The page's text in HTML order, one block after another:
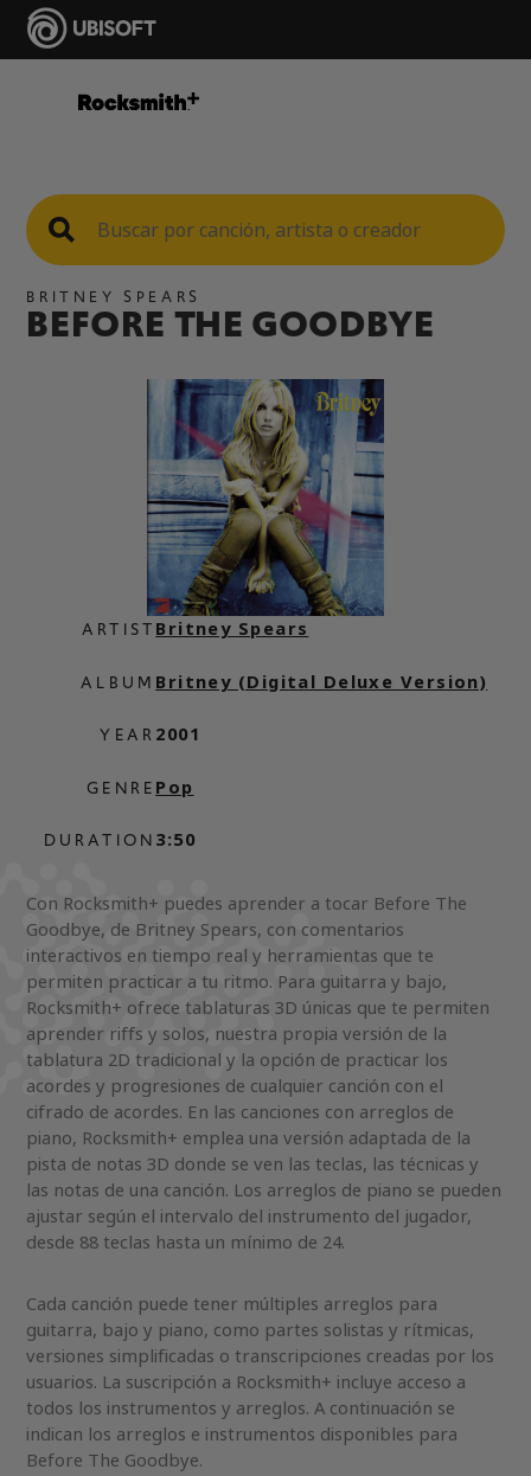
BRITNEY SPEARS
BEFORE THE GOODBYE
ARTIST
ALBUM
YEAR
GENRE
DURATION
Britney Spears
Britney (Digital Deluxe Version)
2001
Pop
3:50
Con Rocksmith+ puedes aprender a tocar Before The
Goodbye, de Britney Spears, con comentarios
interactivos en tiempo real y herramientas que te
permiten practicar a tu ritmo. Para guitarra y bajo,
Rocksmith+ ofrece tablaturas 3D únicas que te permiten
aprender riffs y solos, nuestra propia versión de la
tablatura 2D tradicional y la opción de practicar los
acordes y progresiones de cualquier canción con el
cifrado de acordes. En las canciones con arreglos de
piano, Rocksmith+ emplea una versión adaptada de la
pista de notas 3D donde se ven las teclas, las técnicas y
las notas de una canción. Los arreglos de piano se pueden
ajustar según el intervalo del instrumento del jugador,
desde 88 teclas hasta un mínimo de 24.
Cada canción puede tener múltiples arreglos para
guitarra, bajo y piano, como partes solistas y rítmicas,
versiones simplificadas o transcripciones creadas por los
usuarios. La suscripción a Rocksmith+ incluye acceso a
todos los instrumentos y arreglos. A continuación se
indican los arreglos e instrumentos disponibles para
Before The Goodbye.